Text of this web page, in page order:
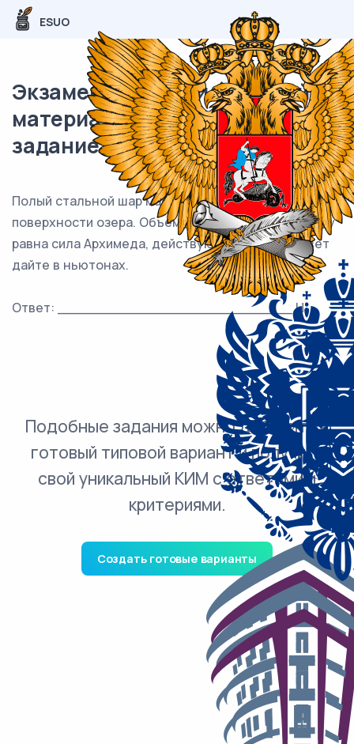
ESUO
Экзаменационный (типовой)
материал ЕГЭ / Физика / 04
задание (24) / 25
Полый стальной шар массой 8 кг плавает на
поверхности озера. Объем шара равен 16 дм3. Чему
равна сила Архимеда, действующая на шар. Ответ
дайте в ньютонах.
Ответ: ___________________________ Н.
Подобные задания можно добавить в
готовый типовой вариант и получить
свой уникальный КИМ с ответами и
критериями.
Создать готовые варианты